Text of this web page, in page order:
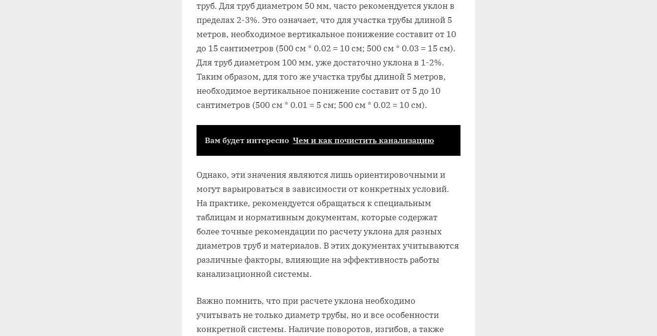
труб. Для труб диаметром 50 мм, часто рекомендуется уклон в
пределах 2-3%. Это означает, что для участка трубы длиной 5
метров, необходимое вертикальное понижение составит от 10
до 15 сантиметров (500 см * 0.02 = 10 см; 500 см * 0.03 = 15 см).
Для труб диаметром 100 мм, уже достаточно уклона в 1-2%.
Таким образом, для того же участка трубы длиной 5 метров,
необходимое вертикальное понижение составит от 5 до 10
сантиметров (500 см * 0.01 = 5 см; 500 см * 0.02 = 10 см).
Вам будет интересно Чем и как почистить канализацию
Однако, эти значения являются лишь ориентировочными и
могут варьироваться в зависимости от конкретных условий.
На практике, рекомендуется обращаться к специальным
таблицам и нормативным документам, которые содержат
более точные рекомендации по расчету уклона для разных
диаметров труб и материалов. В этих документах учитываются
различные факторы, влияющие на эффективность работы
канализационной системы.
Важно помнить, что при расчете уклона необходимо
учитывать не только диаметр трубы, но и все особенности
конкретной системы. Наличие поворотов, изгибов, а также